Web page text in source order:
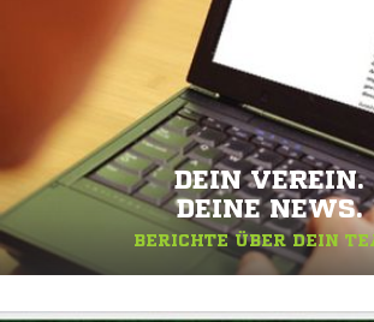
DEIN VEREIN.
DEINE NEWS.
BERICHTE ÜBER DEIN